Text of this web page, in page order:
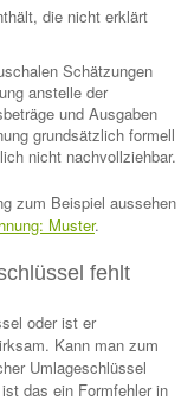
die nicht erklärt
Schätzungen
anstelle der
und Ausgaben
grundsätzlich formell
nicht nachvollziehbar.
zum Beispiel aussehen
Muster.
fehlt
oder ist er
Kann man zum
Umlageschlüssel
das ein Formfehler in